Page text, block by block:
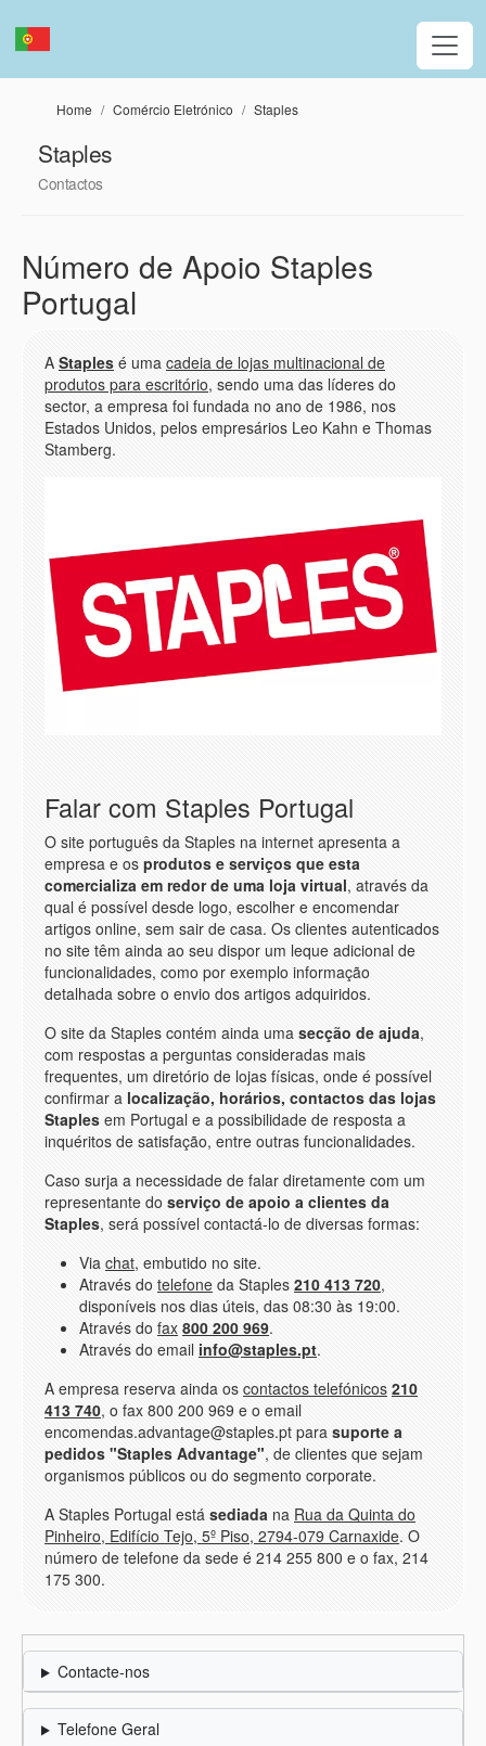
Home Comércio Eletrónico Staples
Staples
Contactos
Número de Apoio Staples
Portugal
A Staples é uma cadeia de lojas multinacional de
produtos para escritório, sendo uma das líderes do
sector, a empresa foi fundada no ano de 1986, nos
Estados Unidos, pelos empresários Leo Kahn e Thomas
Stamberg.
Falar com Staples Portugal
O site português da Staples na internet apresenta a
empresa e os produtos e serviços que esta
comercializa em redor de uma loja virtual, através da
qual é possível desde logo, escolher e encomendar
artigos online, sem sair de casa. Os clientes autenticados
no site têm ainda ao seu dispor um leque adicional de
funcionalidades, como por exemplo informação
detalhada sobre o envio dos artigos adquiridos.
O site da Staples contém ainda uma secção de ajuda,
com respostas a perguntas consideradas mais
frequentes, um diretório de lojas físicas, onde é possível
confirmar a localização, horários, contactos das lojas
Staples em Portugal e a possibilidade de resposta a
inquéritos de satisfação, entre outras funcionalidades.
Caso surja a necessidade de falar diretamente com um
representante do serviço de apoio a clientes da
Staples, será possível contactá-lo de diversas formas:
Via chat, embutido no site.
Através do telefone da Staples 210 413 720,
disponíveis nos dias úteis, das 08:30 às 19:00.
Através do fax 800 200 969.
Através do email info@staples.pt.
A empresa reserva ainda os contactos telefónicos 210
413 740, o fax 800 200 969 e o email
encomendas.advantage@staples.pt para suporte a
pedidos "Staples Advantage", de clientes que sejam
organismos públicos ou do segmento corporate.
A Staples Portugal está sediada na Rua da Quinta do
Pinheiro, Edifício Tejo, 5º Piso, 2794-079 Carnaxide. O
número de telefone da sede é 214 255 800 e o fax, 214
175 300.
Contacte-nos
Telefone Geral